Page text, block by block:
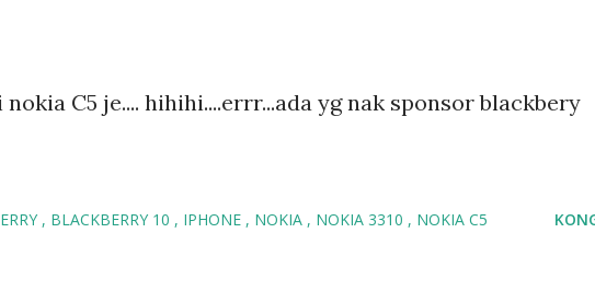
C5 je.... hihihi....errr...ada yg nak sponsor blackbery
BLACKBERRY 10 IPHONE NOKIA NOKIA 3310 NOKIA C5